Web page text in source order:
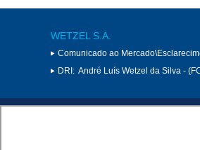
WETZEL S.A.
Comunicado ao
DRI: André Luís Wetzel da Silva -